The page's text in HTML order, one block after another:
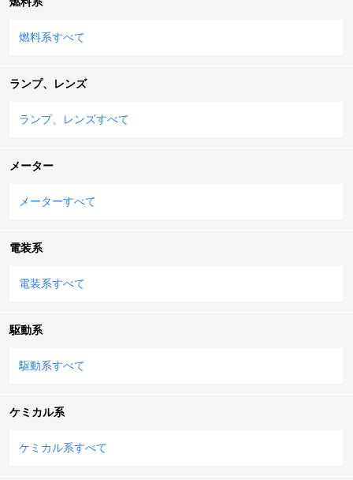
燃料系すべて
ランプ、レンズ
ランプ、レンズすべて
メーター
メーターすべて
電装系
電装系すべて
駆動系
駆動系すべて
ケミカル系
ケミカル系すべて